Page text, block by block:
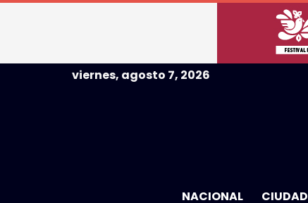
viernes, agosto 7, 2026
NACIONAL CIUDAD